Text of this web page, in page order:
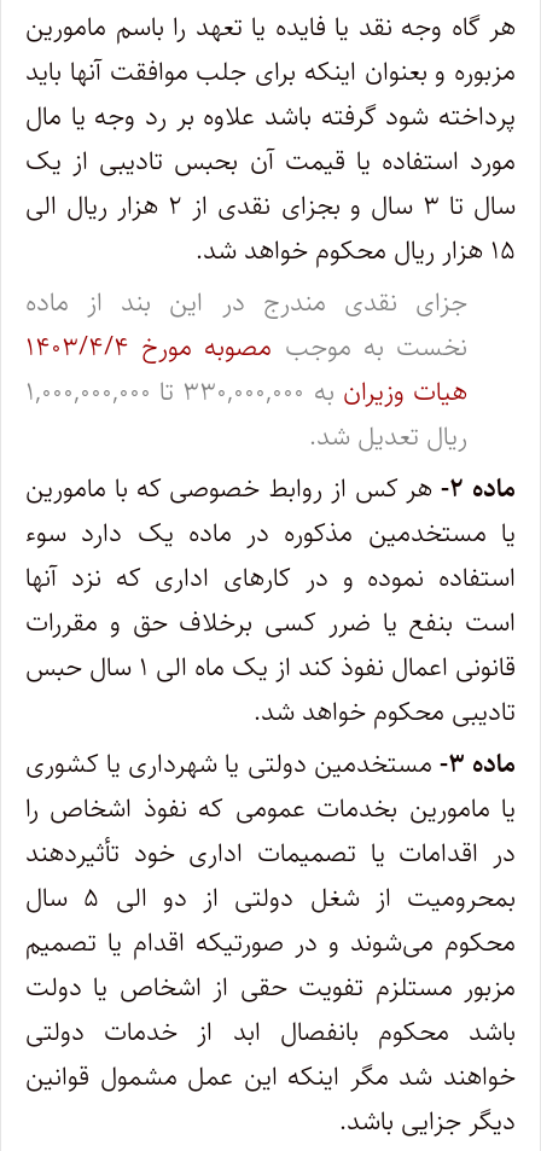
‌هر گاه وجه نقد یا فایده یا تعهد را باسم مامورین
مزبوره و بعنوان اینکه برای جلب موافقت آنها باید
پرداخته شود گرفته باشد علاوه بر رد وجه یا مال
‌مورد استفاده یا قیمت آن بحبس تادیبی از یک
سال تا ۳ سال و بجزای نقدی از ۲ هزار ریال الی
۱۵ هزار ریال محکوم خواهد شد.
جزای نقدی مندرج در این بند از ماده
نخست به موجب
مصوبه مورخ ۱۴۰۳/۴/۴
هیات وزیران
به ۳۳۰,۰۰۰,۰۰۰ تا ۱,۰۰۰,۰۰۰,۰۰۰
ریال تعدیل شد.
ماده ۲-
هر کس از روابط خصوصی که با مامورین
یا مستخدمین مذکوره در ماده یک دارد سوء
استفاده نموده و در کارهای اداری که نزد آنها
است بنفع یا ضرر کسی برخلاف حق و مقررات
قانونی اعمال نفوذ کند از یک ماه الی ۱ سال حبس
تادیبی محکوم خواهد شد.
ماده ۳-
مستخدمین دولتی یا شهرداری یا کشوری
یا مامورین بخدمات عمومی که نفوذ اشخاص را
در اقدامات یا تصمیمات اداری خود تأثیر‌دهند
بمحرومیت از شغل دولتی از دو الی ۵ سال
محکوم می‌شوند و در صورتیکه اقدام یا تصمیم
مزبور مستلزم تفویت حقی از اشخاص یا دولت
‌باشد محکوم بانفصال ابد از خدمات دولتی
خواهند شد مگر اینکه این عمل مشمول قوانین
دیگر جزایی باشد.